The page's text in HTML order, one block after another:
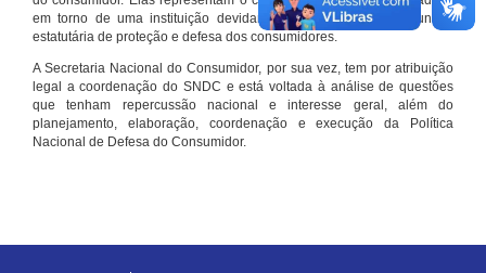
em torno de uma instituição devidamente registrada e com função
estatutária de proteção e defesa dos consumidores.
A Secretaria Nacional do Consumidor, por sua vez, tem por atribuição
legal a coordenação do SNDC e está voltada à análise de questões
que tenham repercussão nacional e interesse geral, além do
planejamento, elaboração, coordenação e execução da Política
Nacional de Defesa do Consumidor.